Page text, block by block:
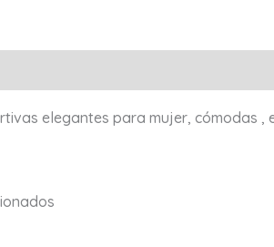
elegantes para mujer, cómodas ,